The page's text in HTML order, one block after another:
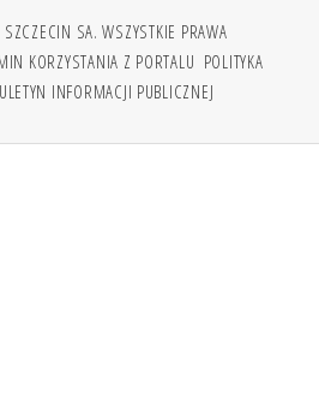
SA. WSZYSTKIE PRAWA
KORZYSTANIA Z PORTALU POLITYKA
INFORMACJI PUBLICZNEJ